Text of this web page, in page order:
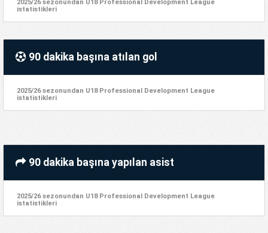
2025/26 sezonundan U18 Professional Development League
istatistikleri
90 dakika başına atılan gol
2025/26 sezonundan U18 Professional Development League
istatistikleri
90 dakika başına yapılan asist
2025/26 sezonundan U18 Professional Development League
istatistikleri